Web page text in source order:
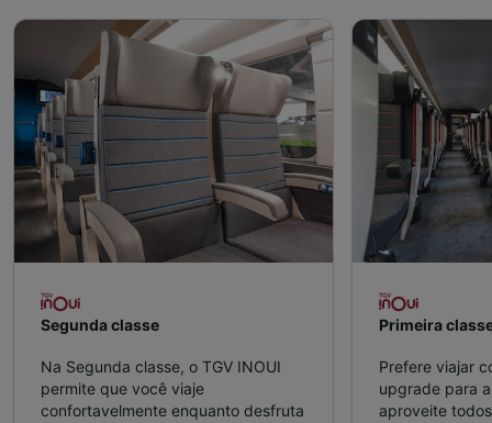
Segunda classe
Na Segunda classe, o TGV INOUI
permite que você viaje
confortavelmente enquanto desfruta
Primeira
Prefere viajar
upgrade para
aproveite